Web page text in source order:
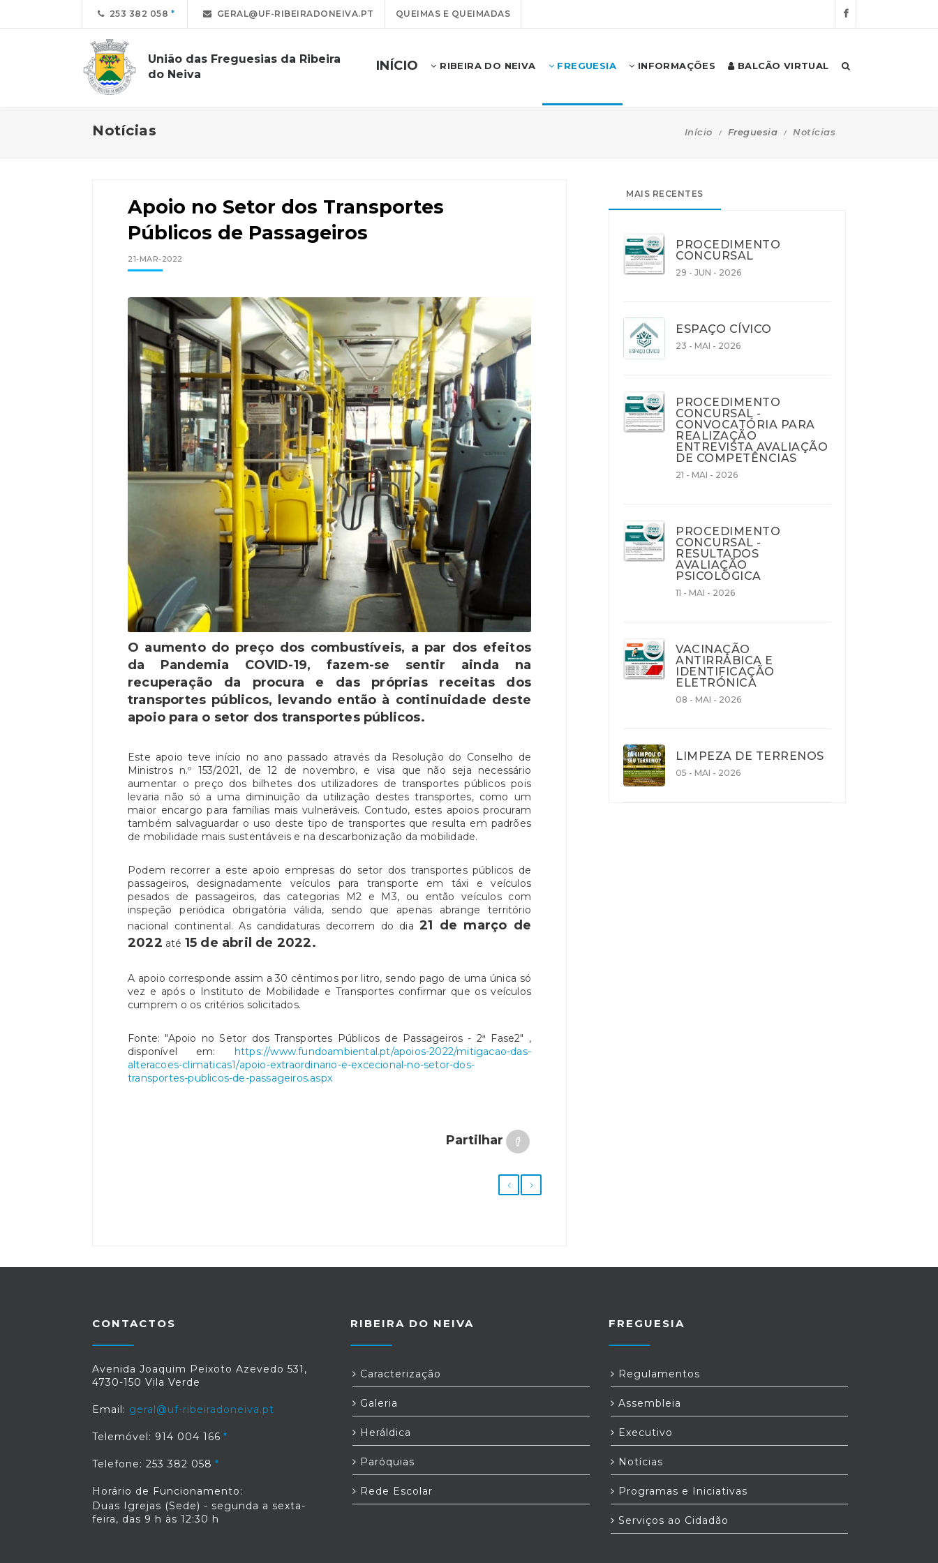
253 382 058 GERAL@UF-RIBEIRADONEIVA.PT QUEIMAS E QUEIMADAS
União das Freguesias da Ribeira
do Neiva
INÍCIO RIBEIRA DO NEIVA FREGUESIA INFORMAÇÕES BALCÃO VIRTUAL
Notícias Início Freguesia Notícias
Apoio no Setor dos Transportes
Públicos de Passageiros
21-MAR-2022
O aumento do preço dos combustíveis, a par dos efeitos
da Pandemia COVID-19, fazem-se sentir ainda na
recuperação da procura e das próprias receitas dos
transportes públicos, levando então à continuidade deste
apoio para o setor dos transportes públicos.
Este apoio teve início no ano passado através da Resolução do Conselho de
Ministros n.º 153/2021, de 12 de novembro, e visa que não seja necessário
aumentar o preço dos bilhetes dos utilizadores de transportes públicos pois
levaria não só a uma diminuição da utilização destes transportes, como um
maior encargo para famílias mais vulneráveis. Contudo, estes apoios procuram
também salvaguardar o uso deste tipo de transportes que resulta em padrões
de mobilidade mais sustentáveis e na descarbonização da mobilidade.
Podem recorrer a este apoio empresas do setor dos transportes públicos de
passageiros, designadamente veículos para transporte em táxi e veículos
pesados de passageiros, das categorias M2 e M3, ou então veículos com
inspeção periódica obrigatória válida, sendo que apenas abrange território
nacional continental. As candidaturas decorrem do dia21 de março de
2022 até 15 de abril de 2022.
A apoio corresponde assim a 30 cêntimos por litro, sendo pago de uma única só
vez e após o Instituto de Mobilidade e Transportes confirmar que os veículos
cumprem o os critérios solicitados.
Fonte: "Apoio no Setor dos Transportes Públicos de Passageiros - 2ª Fase2" ,
disponível em: https://www.fundoambiental.pt/apoios-2022/mitigacao-das-
alteracoes-climaticas1/apoio-extraordinario-e-excecional-no-setor-dos-
transportes-publicos-de-passageiros.aspx
Partilhar
MAIS RECENTES
PROCEDIMENTO
CONCURSAL
29 - JUN - 2026
ESPAÇO CÍVICO
23 - MAI - 2026
PROCEDIMENTO
CONCURSAL -
CONVOCATÓRIA PARA
REALIZAÇÃO
ENTREVISTA AVALIAÇÃO
DE COMPETÊNCIAS
21 - MAI - 2026
PROCEDIMENTO
CONCURSAL -
RESULTADOS
AVALIAÇÃO
PSICOLÓGICA
11 - MAI - 2026
VACINAÇÃO
ANTIRRÁBICA E
IDENTIFICAÇÃO
ELETRÓNICA
08 - MAI - 2026
LIMPEZA DE TERRENOS
05 - MAI - 2026
CONTACTOS
Avenida Joaquim Peixoto Azevedo 531,
4730-150 Vila Verde
Email: geral@uf-ribeiradoneiva.pt
Telemóvel: 914 004 166
Telefone: 253 382 058
Horário de Funcionamento:
Duas Igrejas (Sede) - segunda a sexta-
feira, das 9 h às 12:30 h
RIBEIRA DO NEIVA
Caracterização
Galeria
Heráldica
Paróquias
Rede Escolar
FREGUESIA
Regulamentos
Assembleia
Executivo
Notícias
Programas e Iniciativas
Serviços ao Cidadão